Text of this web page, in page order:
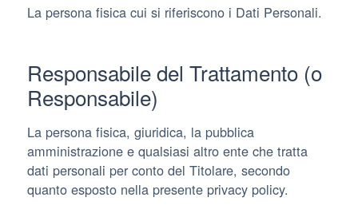
La persona fisica cui si riferiscono i Dati Personali.
Responsabile del Trattamento (o
Responsabile)
La persona fisica, giuridica, la pubblica
amministrazione e qualsiasi altro ente che tratta
dati personali per conto del Titolare, secondo
quanto esposto nella presente privacy policy.